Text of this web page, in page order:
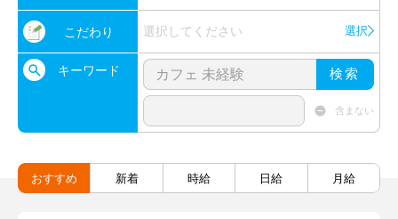
こだわり 選択してください 選択
キーワード 検索
含まない
おすすめ 新着 時給 日給 月給